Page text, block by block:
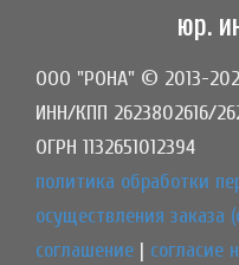
юр.
ООО "РОНА" © 2013-
ИНН/КПП 2623802616/
ОГРН 1132651012394
политика обработки
осуществления заказа
соглашение | согласие